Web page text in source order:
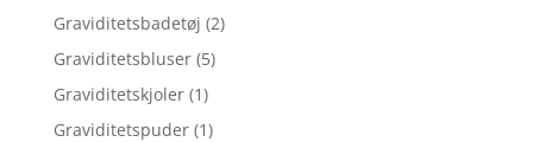
Graviditetsbadetøj (2)
Graviditetsbluser (5)
Graviditetskjoler (1)
Graviditetspuder (1)